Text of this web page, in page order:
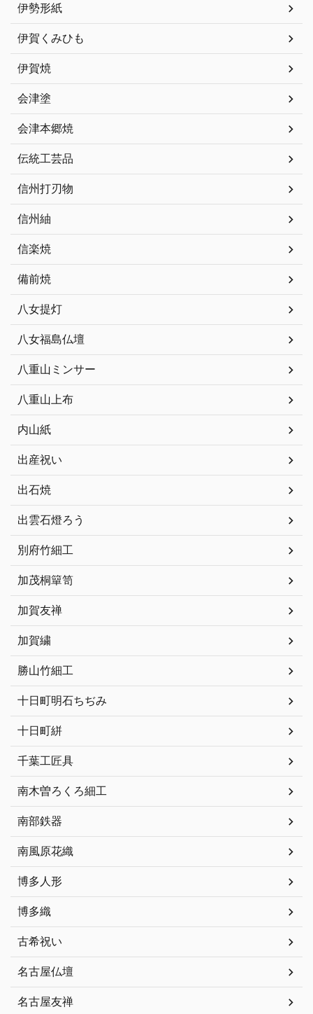
伊勢形紙
伊賀くみひも
伊賀焼
会津塗
会津本郷焼
伝統工芸品
信州打刃物
信州紬
信楽焼
備前焼
八女提灯
八女福島仏壇
八重山ミンサー
八重山上布
内山紙
出産祝い
出石焼
出雲石燈ろう
別府竹細工
加茂桐簞笥
加賀友禅
加賀繍
勝山竹細工
十日町明石ちぢみ
十日町絣
千葉工匠具
南木曽ろくろ細工
南部鉄器
南風原花織
博多人形
博多織
古希祝い
名古屋仏壇
名古屋友禅